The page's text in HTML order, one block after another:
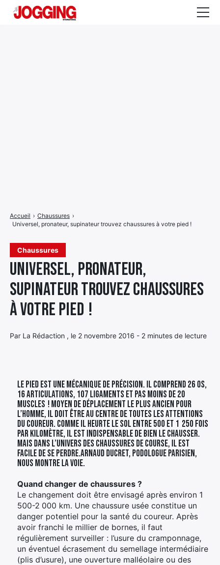
Chaussures
Universel, pronateur,
supinateur trouvez chaussures
à votre pied !
Par La Rédaction , le 2 novembre 2016 - 2 minutes de lecture
Accueil › Chaussures ›
Universel, pronateur, supinateur trouvez chaussures à votre pied !
Le pied est une mécanique de précision. Il comprend 26 os,
16 articulations, 107 ligaments et pas moins de 20
muscles ! Moyen de déplacement le plus ancien pour
l’homme, il doit être au centre de toutes les attentions
du coureur. Comme il heurte le sol entre 500 et 1 250 fois
par kilomètre, il est indispensable de bien le chausser.
Mais dans l’univers des chaussures de course, il est
facile de se perdre.Arnaud Ducret, podologue parisien,
nous montre la voie.
Quand changer de chaussures ?
Le changement doit être envisagé après environ 1
500-2 000 km. Une chaussure usée constitue un
danger potentiel pour la santé du coureur. Après
avoir franchi le millier de bornes, il faut
régulièrement surveiller : l’usure du cramponnage,
un éventuel écrasement du semellage intermédiaire
(plis d’usure), une ouverture malléolaire ou des
menu
menumenu